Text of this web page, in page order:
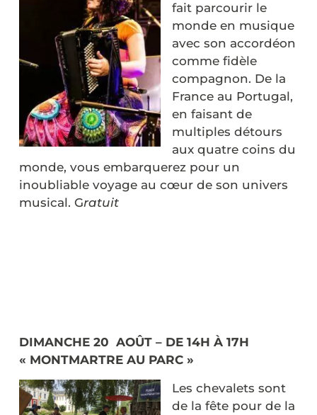
fait parcourir le
monde en musique
avec son accordéon
comme fidèle
compagnon. De la
France au Portugal,
en faisant de
multiples détours
aux quatre coins du
monde, vous embarquerez pour un
inoubliable voyage au cœur de son univers
musical. Gratuit
DIMANCHE 20 AOÛT – DE 14H À 17H
« MONTMARTRE AU PARC »
Les chevalets sont
de la fête pour de la